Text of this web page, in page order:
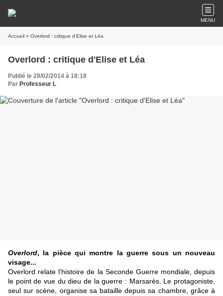
MENU
Accueil » Overlord : critique d'Elise et Léa
Overlord : critique d'Elise et Léa
Publié le 28/02/2014 à 18:18
Par Professeur L
Overlord, la pièce qui montre la guerre sous un nouveau
visage...
Overlord relate l'histoire de la Seconde Guerre mondiale, depuis
le point de vue du dieu de la guerre : Marsarès. Le protagoniste,
seul sur scène, organise sa bataille depuis sa chambre, grâce à